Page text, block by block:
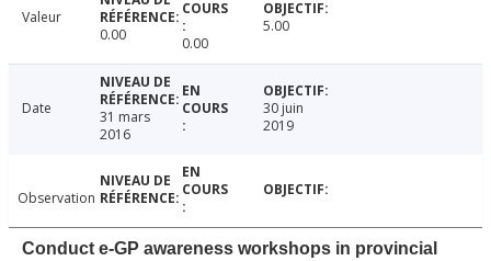
Valeur
0.00
0.00
5.00
Date
31 mars
2016
30 juin
2019
Observation
Conduct e-GP awareness workshops in provincial